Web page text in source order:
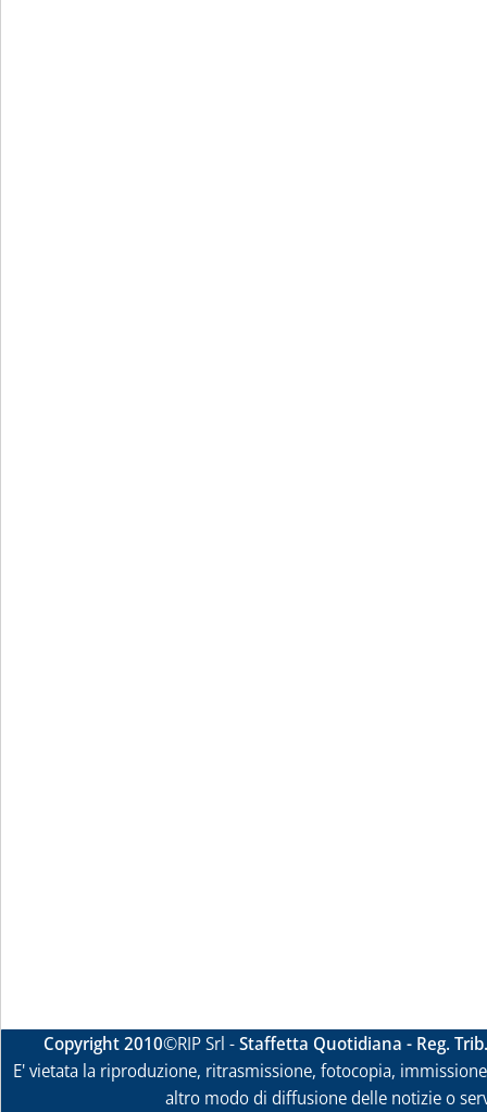
Copyright 2010©RIP Srl -Staffetta Quotidiana - Reg.
E' vietata la riproduzione, ritrasmissione, fotocopia,
altro modo di diffusione delle notizie o